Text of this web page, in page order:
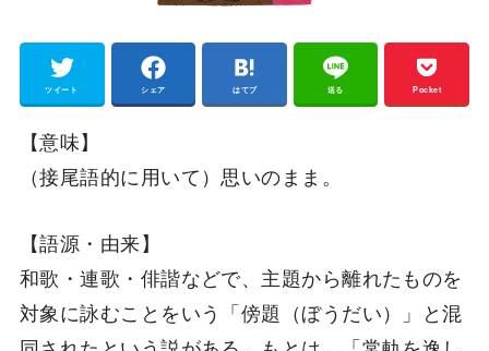
ツイート シェア はてブ 送る Pocket
【意味】
（接尾語的に用いて）思いのまま。
【語源・由来】
和歌・連歌・俳諧などで、主題から離れたものを
対象に詠むことをいう「傍題（ぼうだい）」と混